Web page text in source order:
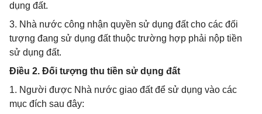
dụng đất.
3. Nhà nước công nhận quyền sử dụng đất cho các đối
tượng đang sử dụng đất thuộc trường hợp phải nộp tiền
sử dụng đất.
Điều 2. Đối tượng thu tiền sử dụng đất
1. Người được Nhà nước giao đất để sử dụng vào các
mục đích sau đây: